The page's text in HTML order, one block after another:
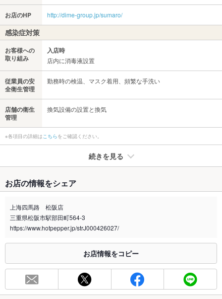
お店のHP http://dime-group.jp/sumaro/
感染症対策
お客様への
取り組み
入店時
店内に消毒液設置
従業員の安
全衛生管理
勤務時の検温、マスク着用、頻繁な手洗い
店舗の衛生
管理
換気設備の設置と換気
※各項目の詳細はこちらをご確認ください。
続きを見る
禁煙・喫煙 全席禁煙
喫煙専用室 なし
※2020年4月1日～受動喫煙対策に関する法律が施行されています。正しい情報はお店へお問い
総席数 116席(人数次第では個室対応できます。)
最大宴会収
42人(状況次第ではそれ以上の人数も可能です。)
お店の情報をシェア
上海四馬路 松阪店
三重県松阪市駅部田町564-3
https://www.hotpepper.jp/strJ000426027/
お店情報をコピー